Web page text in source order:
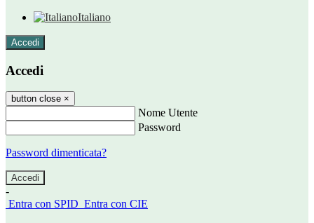
Italiano
Accedi
Accedi
button close ×
Nome Utente
Password
Password dimenticata?
-
Entra con SPID Entra con CIE